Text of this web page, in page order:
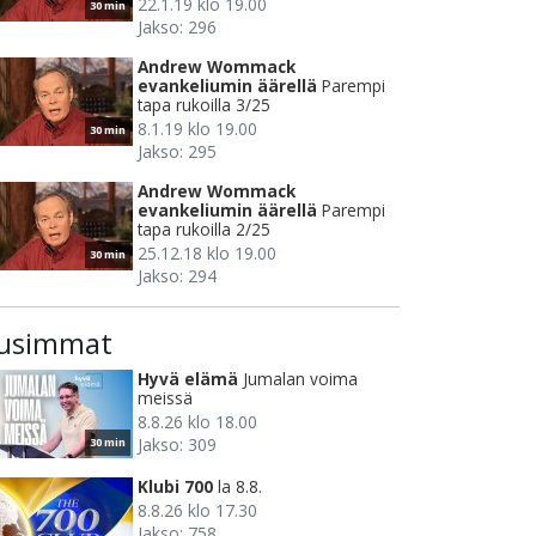
30 min
22.1.19 klo 19.00
Jakso: 296
30 min
Andrew Wommack
evankeliumin äärellä Parempi
tapa rukoilla 3/25
8.1.19 klo 19.00
Jakso: 295
30 min
Andrew Wommack
evankeliumin äärellä Parempi
tapa rukoilla 2/25
25.12.18 klo 19.00
Jakso: 294
30 min
Hyvä elämä Jumalan voima
meissä
8.8.26 klo 18.00
Jakso: 309
Klubi 700 la 8.8.
8.8.26 klo 17.30